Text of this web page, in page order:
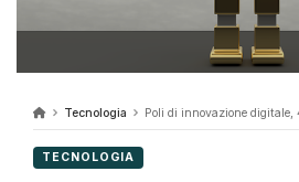
Tecnologia Poli di innovazione digitale,
TECNOLOGIA